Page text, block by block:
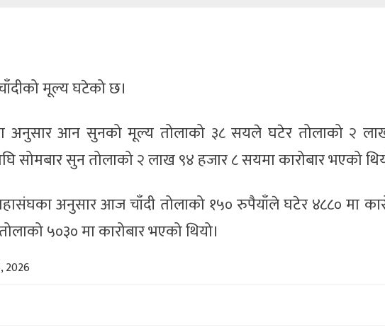
मूल्य घटेको छ।
अनुसार आन सुनको मूल्य तोलाको ३८ सयले घटेर तोलाको २
सोमबार सुन तोलाको २ लाख ९४ हजार ८ सयमा कारोबार भएको
अनुसार आज चाँदी तोलाको १५० रुपैयाँले घटेर ४८८० मा
५०३० मा कारोबार भएको थियो।
2026